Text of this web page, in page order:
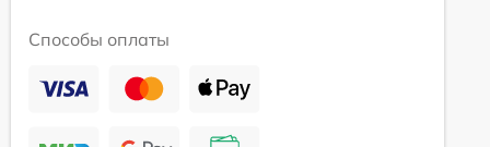
Способы оплаты